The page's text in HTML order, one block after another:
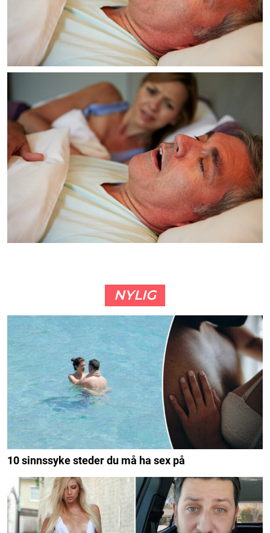
NYLIG
10 sinnssyke steder du må ha sex på